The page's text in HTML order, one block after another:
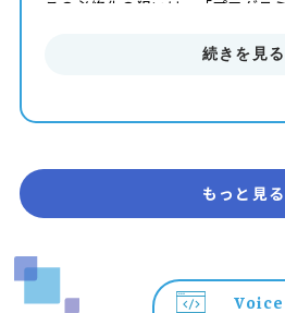
この必修化の狙いは、「プログラ
「情報」や「データを扱う考え方
– どうすれば目標にたどり着ける
続きを見る
もっと見る
Voice